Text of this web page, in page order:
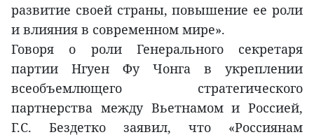
развитие своей страны, повышение ее роли
и влияния в современном мире».
Говоря о роли Генерального секретаря
партии Нгуен Фу Чонга в укреплении
всеобъемлющего стратегического
партнерства между Вьетнамом и Россией,
Г.С. Бездетко заявил, что «Россиянам